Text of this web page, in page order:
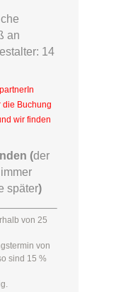
an
14
die Buchung
wir finden
(der
später)
von 25
von
sind 15 %